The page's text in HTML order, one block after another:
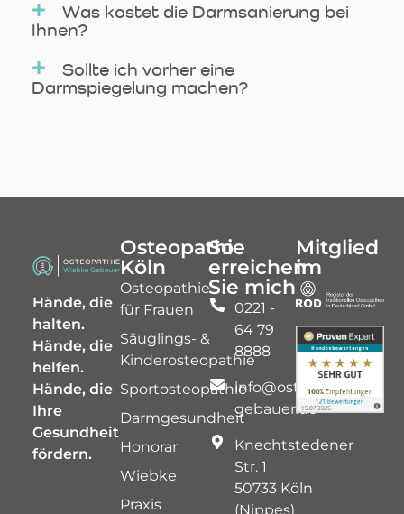
Was kostet die Darmsanierung bei
Ihnen?
Sollte ich vorher eine
Darmspiegelung machen?
Hände, die
halten.
Hände, die
helfen.
Hände, die
Ihre
Gesundheit
fördern.
Osteopathie
Köln
Osteopathie
für Frauen
Säuglings- &
Kinderosteopathie
Sportosteopathie
Darmgesundheit
Honorar
Wiebke
Praxis
So
erreichen
Sie mich
0221 -
64 79
8888
info@osteopathie-
gebauer.de
Knechtstedener
Str. 1
50733 Köln
(Nippes)
Mitglied
im